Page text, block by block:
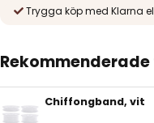
Trygga köp med Klarna
Chiffongband, vit